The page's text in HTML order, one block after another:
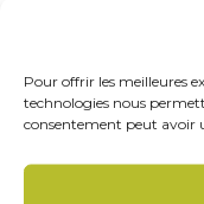
Pour offrir les meilleures
technologies nous
consentement peut avoir